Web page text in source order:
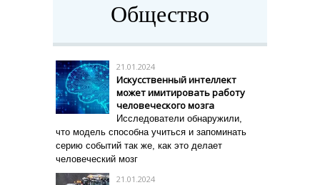
Общество
21.01.2024
Искусственный интеллект
может имитировать работу
человеческого мозга
Исследователи обнаружили,
что модель способна учиться и запоминать
серию событий так же, как это делает
человеческий мозг
21.01.2024